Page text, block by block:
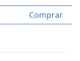
Comprar